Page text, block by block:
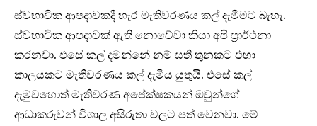
ස්වභාවික ආපදාවකදී හැර මැතිවරණය කල් දැමීමට බැහැ.
ස්වභාවික ආපදාවක් ඇති නොවේවා කියා අපි ප්‍රාර්ථනා
කරනවා. එසේ කල් දමන්නේ නම් සති තුනකට එහා
කාලයකට මැතිවරණය කල් දැමිය යුතුයි. එසේ කල්
දැමුවහොත් මැතිවරණ අපේක්ෂකයන් ඔවුන්ගේ
ආධාකරුවන් විශාල අසීරුතා වලට පත් වෙනවා. මේ